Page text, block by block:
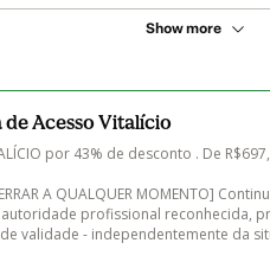
Show more
de Acesso Vitalício
por 43% de desconto . De
A QUALQUER MOMENTO]
profissional reconhecida,
validade - independentemente da